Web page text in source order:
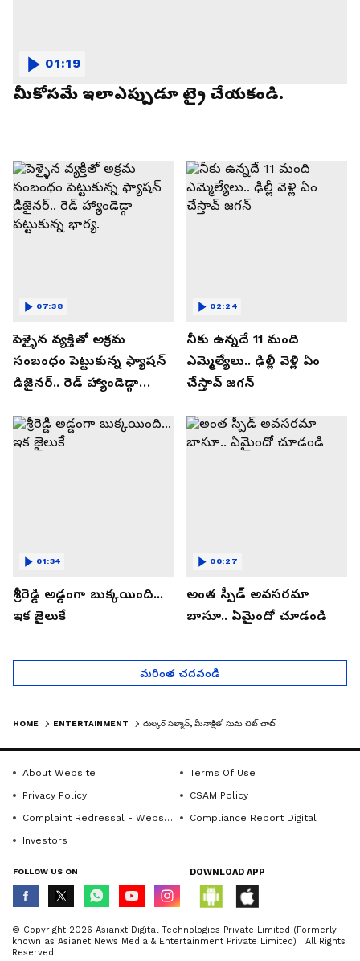
మీకోసమే ఇలాఎప్పుడూ ట్రై చేయకండి.
01:19
పెళ్ళైన వ్యక్తితో అక్రమ
సంబంధం పెట్టుకున్న ఫ్యాషన్
డిజైనర్.. రెడ్ హ్యాండెడ్గా
07:38
నీకు ఉన్నదే 11 మంది
ఎమ్మెల్యేలు.. ఢిల్లీ వెళ్లి ఏం
చేస్తావ్ జగన్
02:24
శ్రీరెడ్డి అడ్డంగా బుక్కయింది...
ఇక జైలుకే
01:34
అంత స్పీడ్ అవసరమా
బాసూ.. ఏమైందో చూడండి
00:27
మరింత చదవండి
HOME ENTERTAINMENT దుల్కర్ సల్మాన్, మీనాక్షితో సుమ చిట్ చాట్
About Website
Terms Of Use
Privacy Policy
CSAM Policy
Complaint Redressal - Website
Compliance Report Digital
Investors
FOLLOW US ON DOWNLOAD APP
© Copyright 2026 Asianxt Digital Technologies Private Limited (Formerly
known as Asianet News Media & Entertainment Private Limited) | All Rights
Reserved